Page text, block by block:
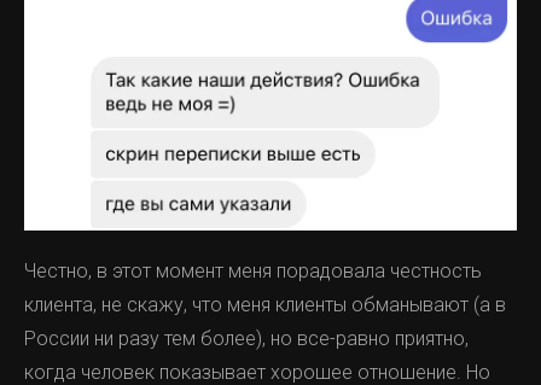
Честно, в этот момент меня порадовала честность
клиента, не скажу, что меня клиенты обманывают (а в
России ни разу тем более), но все-равно приятно,
когда человек показывает хорошее отношение. Но